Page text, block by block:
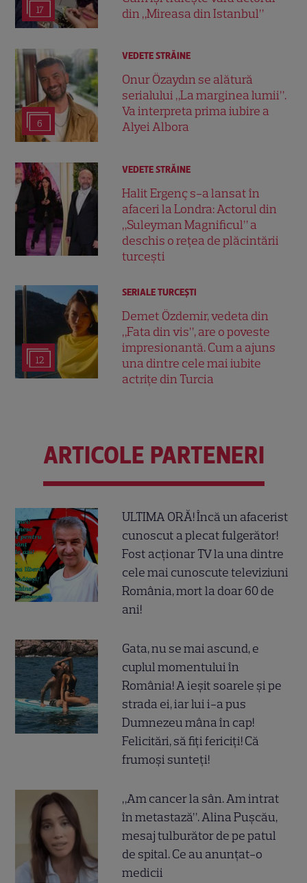
17
din „Mireasa din Istanbul”
6
VEDETE STRĂINE
Onur Özaydın se alătură
serialului „La marginea lumii”.
Va interpreta prima iubire a
Alyei Albora
VEDETE STRĂINE
Halit Ergenç s-a lansat în
afaceri la Londra: Actorul din
„Suleyman Magnificul” a
deschis o rețea de plăcintării
turcești
12
SERIALE TURCEŞTI
Demet Özdemir, vedeta din
„Fata din vis”, are o poveste
impresionantă. Cum a ajuns
una dintre cele mai iubite
actrițe din Turcia
ARTICOLE PARTENERI
ULTIMA ORĂ! Încă un afacerist
cunoscut a plecat fulgerător!
Fost acționar TV la una dintre
cele mai cunoscute televiziuni
România, mort la doar 60 de
ani!
Gata, nu se mai ascund, e
cuplul momentului în
România! A ieșit soarele și pe
strada ei, iar lui i-a pus
Dumnezeu mâna în cap!
Felicitări, să fiți fericiți! Că
frumoși sunteți!
„Am cancer la sân. Am intrat
în metastază”. Alina Pușcău,
mesaj tulburător de pe patul
de spital. Ce au anunțat-o
medicii